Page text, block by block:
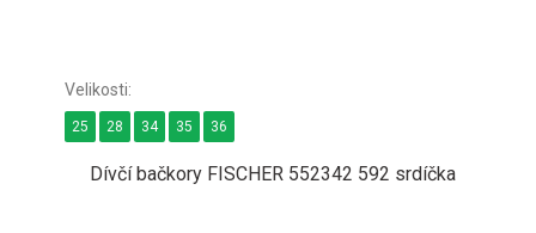
Dívčí bačkory FISCHER 552342 592 srdíčka
25 28 34 35 36